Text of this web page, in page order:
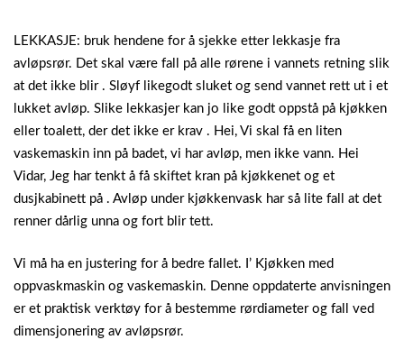
LEKKASJE: bruk hendene for å sjekke etter lekkasje fra
avløpsrør. Det skal være fall på alle rørene i vannets retning slik
at det ikke blir . Sløyf likegodt sluket og send vannet rett ut i et
lukket avløp. Slike lekkasjer kan jo like godt oppstå på kjøkken
eller toalett, der det ikke er krav . Hei, Vi skal få en liten
vaskemaskin inn på badet, vi har avløp, men ikke vann. Hei
Vidar, Jeg har tenkt å få skiftet kran på kjøkkenet og et
dusjkabinett på . Avløp under kjøkkenvask har så lite fall at det
renner dårlig unna og fort blir tett.
Vi må ha en justering for å bedre fallet. I’ Kjøkken med
oppvaskmaskin og vaskemaskin. Denne oppdaterte anvisningen
er et praktisk verktøy for å bestemme rørdiameter og fall ved
dimensjonering av avløpsrør.